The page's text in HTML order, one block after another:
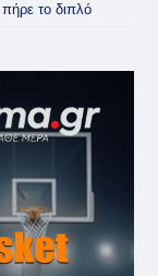
το διπλό